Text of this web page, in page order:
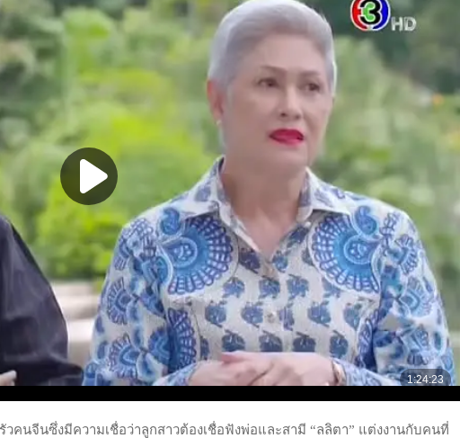
วคนจีนซึ่งมีความเชื่อว่าลูกสาวต้องเชื่อฟังพ่อและสามี “ลลิตา” แต่งงานกับคนที่